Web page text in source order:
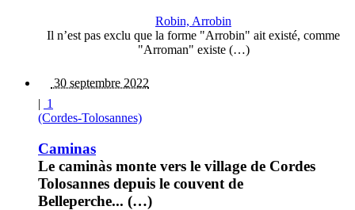
Robin, Arrobin
Il n’est pas exclu que la forme "Arrobin" ait existé, comme
"Arroman" existe (…)
30 septembre 2022
| 1
(Cordes-Tolosannes)
Caminas
Le caminàs monte vers le village de Cordes
Tolosannes depuis le couvent de
Belleperche... (…)